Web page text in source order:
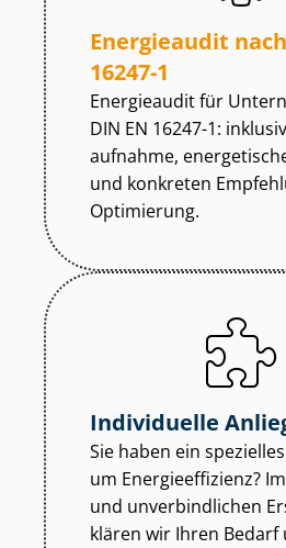
Energieaudit
16247-1
Energieaudit für
DIN EN 16247-1:
auf­nah­me,
und konkreten
Optimierung.
Individuelle
Sie haben ein
um En­er­gie­ef­fi­zi­enz?
und unverbindlichen
klären wir Ihren Bedarf